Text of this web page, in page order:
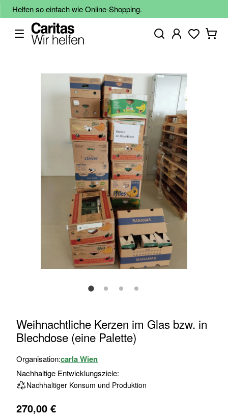
Helfen so einfach wie Online-Shopping.
Anfang
der
springen
Weihnachtliche Kerzen im Glas bzw. in
Blechdose (eine Palette)
Organisation:carla Wien
Nachhaltige Entwicklungsziele:
Nachhaltiger Konsum und Produktion
270,00 €